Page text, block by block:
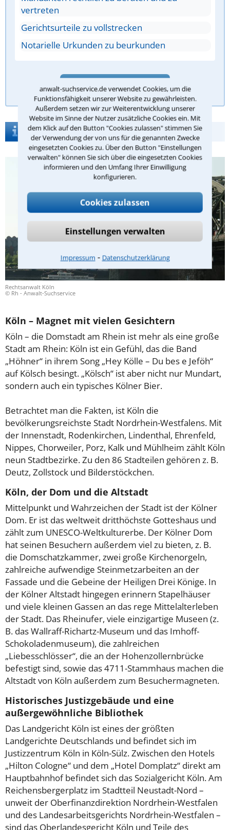
anwalt-suchservice.de verwendet Cookies, um die
Funktionsfähigkeit unserer Website zu gewährleisten.
Außerdem setzen wir zur Weiterentwicklung unserer
Website im Sinne der Nutzer zusätzliche Cookies ein. Mit
dem Klick auf den Button "Cookies zulassen" stimmen Sie
der Verwendung der von uns für die genannten Zwecke
eingesetzten Cookies zu. Über den Button "Einstellungen
verwalten" können Sie sich über die eingesetzten Cookies
informieren und den Umfang Ihrer Einwilligung
konfigurieren.
Cookies zulassen
Einstellungen verwalten
Impressum ⁃ Datenschutzerklärung
vertreten
Gerichtsurteile zu vollstrecken
Notarielle Urkunden zu beurkunden
Antwort überprüfen
Wissenswertes über Köln
Rechtsanwalt Köln
© Rh - Anwalt-Suchservice
Köln – Magnet mit vielen Gesichtern
Köln – die Domstadt am Rhein ist mehr als eine große
Stadt am Rhein: Köln ist ein Gefühl, das die Band
„Höhner“ in ihrem Song „Hey Kölle – Du bes e Jeföh“
auf Kölsch besingt. „Kölsch“ ist aber nicht nur Mundart,
sondern auch ein typisches Kölner Bier.
Betrachtet man die Fakten, ist Köln die
bevölkerungsreichste Stadt Nordrhein-Westfalens. Mit
der Innenstadt, Rodenkirchen, Lindenthal, Ehrenfeld,
Nippes, Chorweiler, Porz, Kalk und Mühlheim zählt Köln
neun Stadtbezirke. Zu den 86 Stadteilen gehören z. B.
Deutz, Zollstock und Bilderstöckchen.
Köln, der Dom und die Altstadt
Mittelpunkt und Wahrzeichen der Stadt ist der Kölner
Dom. Er ist das weltweit dritthöchste Gotteshaus und
zählt zum UNESCO-Weltkulturerbe. Der Kölner Dom
hat seinen Besuchern außerdem viel zu bieten, z. B.
die Domschatzkammer, zwei große Kirchenorgeln,
zahlreiche aufwendige Steinmetzarbeiten an der
Fassade und die Gebeine der Heiligen Drei Könige. In
der Kölner Altstadt hingegen erinnern Stapelhäuser
und viele kleinen Gassen an das rege Mittelalterleben
der Stadt. Das Rheinufer, viele einzigartige Museen (z.
B. das Wallraff-Richartz-Museum und das Imhoff-
Schokoladenmuseum), die zahlreichen
„Liebesschlösser“, die an der Hohenzollernbrücke
befestigt sind, sowie das 4711-Stammhaus machen die
Altstadt von Köln außerdem zum Besuchermagneten.
Historisches Justizgebäude und eine
außergewöhnliche Bibliothek
Das Landgericht Köln ist eines der größten
Landgerichte Deutschlands und befindet sich im
Justizzentrum Köln in Köln-Sülz. Zwischen den Hotels
„Hilton Cologne“ und dem „Hotel Domplatz“ direkt am
Hauptbahnhof befindet sich das Sozialgericht Köln. Am
Reichensbergerplatz im Stadtteil Neustadt-Nord –
unweit der Oberfinanzdirektion Nordrhein-Westfalen
und des Landesarbeitsgerichts Nordrhein-Westfalen –
sind das Oberlandesgericht Köln und Teile des